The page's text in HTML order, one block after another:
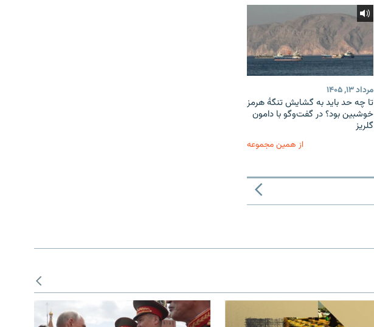
مرداد ۱۳, ۱۴۰۵
تا چه حد باید به گشایش تنگهٔ هرمز
خوشبین بود؟ در گفت‌وگو با دامون
گلریز
از همین مجموعه